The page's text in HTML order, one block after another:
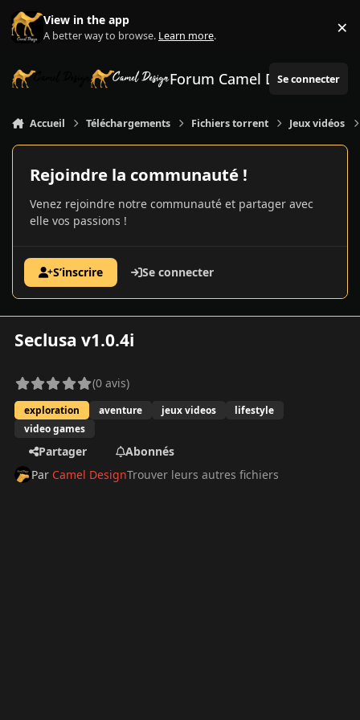
Aller au contenu
View in the app
A better way to browse. Learn more. ×
Forum Camel Design
Se connecter
Accueil Téléchargements Fichiers torrent Jeux vidéos
Rejoindre la communauté !
Venez rejoindre notre communauté et partager avec
elle vos passions !
S’inscrire Se connecter
Seclusa v1.0.4i
(0 avis)
exploration aventure jeux videos
lifestyle
video games
Partager
Abonnés
Par Camel DesignTrouver leurs autres fichiers